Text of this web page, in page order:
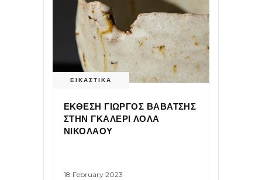
ΕΙΚΑΣΤΙΚΑ
ΕΚΘΕΣΗ ΓΙΩΡΓΟΣ ΒΑΒΑΤΣΗΣ
ΣΤΗΝ ΓΚΑΛΕΡΙ ΛΟΛΑ
ΝΙΚΟΛΑΟΥ
18 February 2023